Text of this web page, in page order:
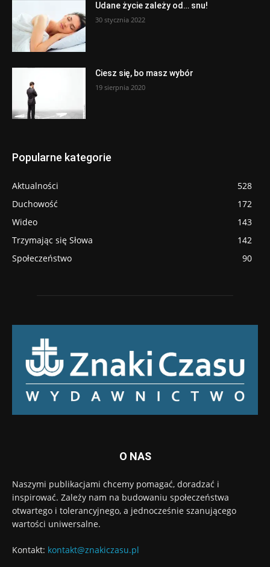
Udane życie zależy od… snu!
30 stycznia 2022
Ciesz się, bo masz wybór
19 sierpnia 2020
Popularne kategorie
Aktualności
528
Duchowość
172
Wideo
143
Trzymając się Słowa
142
Społeczeństwo
90
O NAS
Naszymi publikacjami chcemy pomagać, doradzać i
inspirować. Zależy nam na budowaniu społeczeństwa
otwartego i tolerancyjnego, a jednocześnie szanującego
wartości uniwersalne.
Kontakt: kontakt@znakiczasu.pl